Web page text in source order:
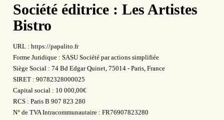
Société éditrice : Les Artistes
Bistro
URL : https://papalito.fr
Forme Juridique : SASU Société par actions simplifiée
Siège Social : 74 Bd Edgar Quinet, 75014 - Paris, France
SIRET : 90782328000025
Capital social : 10 000,00€
RCS : Paris B 907 823 280
N° de TVA Intracommunautaire : FR76907823280